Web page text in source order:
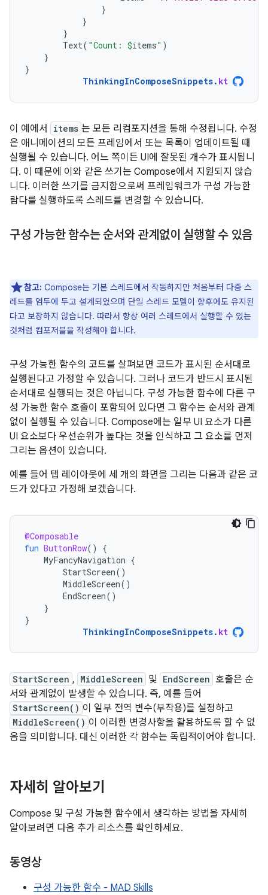
}
}
}
Text( "Count: $items" )
}
}
ThinkingInComposeSnippets. kt
이 예에서 items 는 모든 리컴포지션을 통해 수정됩니다. 수정
은 애니메이션의 모든 프레임에서 또는 목록이 업데이트될 때
실행될 수 있습니다. 어느 쪽이든 UI에 잘못된 개수가 표시됩니
다. 이 때문에 이와 같은 쓰기는 Compose에서 지원되지 않습
니다. 이러한 쓰기를 금지함으로써 프레임워크가 구성 가능한
람다를 실행하도록 스레드를 변경할 수 있습니다.
구성 가능한 함수는 순서와 관계없이 실행할 수 있음
참고: Compose는 기본 스레드에서 작동하지만 처음부터 다중 스
레드를 염두에 두고 설계되었으며 단일 스레드 모델이 향후에도 유지된
다고 보장하지 않습니다. 따라서 항상 여러 스레드에서 실행할 수 있는
것처럼 컴포저블을 작성해야 합니다.
구성 가능한 함수의 코드를 살펴보면 코드가 표시된 순서대로
실행된다고 가정할 수 있습니다. 그러나 코드가 반드시 표시된
순서대로 실행되는 것은 아닙니다. 구성 가능한 함수에 다른 구
성 가능한 함수 호출이 포함되어 있다면 그 함수는 순서와 관계
없이 실행될 수 있습니다. Compose에는 일부 UI 요소가 다른
UI 요소보다 우선순위가 높다는 것을 인식하고 그 요소를 먼저
그리는 옵션이 있습니다.
예를 들어 탭 레이아웃에 세 개의 화면을 그리는 다음과 같은 코
드가 있다고 가정해 보겠습니다.
@Composable
fun ButtonRow()
{
MyFancyNavigation {
StartScreen()
MiddleScreen()
EndScreen()
}
}
ThinkingInComposeSnippets. kt
StartScreen , MiddleScreen 및 EndScreen 호출은 순
서와 관계없이 발생할 수 있습니다. 즉, 예를 들어
StartScreen() 이 일부 전역 변수(부작용)를 설정하고
MiddleScreen() 이 이러한 변경사항을 활용하도록 할 수 없
음을 의미합니다. 대신 이러한 각 함수는 독립적이어야 합니다.
자세히 알아보기
Compose 및 구성 가능한 함수에서 생각하는 방법을 자세히
알아보려면 다음 추가 리소스를 확인하세요.
동영상
구성 가능한 함수 - MAD Skills